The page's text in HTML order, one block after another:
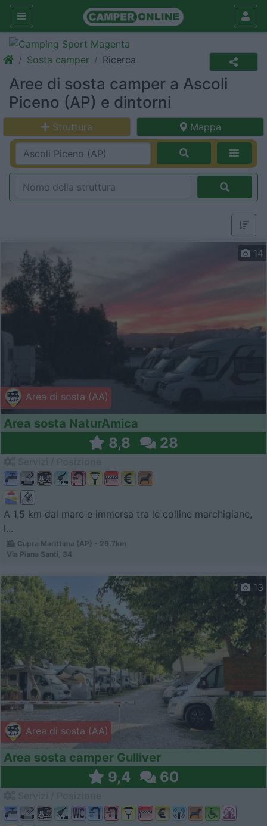
Sosta camper Ricerca
Aree di sosta camper a Ascoli
Piceno (AP) e dintorni
Struttura Mappa
Area di sosta (AA)
14
Area sosta NaturAmica
8,8 28
A 1,5 km dal mare e immersa tra le colline marchigiane,
l...
Cupra Marittima (AP) - 29.7km
Via Piana Santi, 34
Area di sosta (AA)
13
Area sosta camper Gulliver
9,4 60